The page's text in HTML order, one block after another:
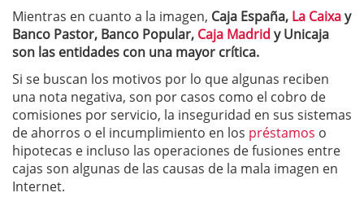
Mientras en cuanto a la imagen, Caja España, La Caixay
Banco Pastor, Banco Popular, Caja Madrid y Unicaja
son las entidades con una mayor crítica.
Si se buscan los motivos por lo que algunas reciben
una nota negativa, son por casos como el cobro de
comisiones por servicio, la inseguridad en sus sistemas
de ahorros o el incumplimiento en los préstamos o
hipotecas e incluso las operaciones de fusiones entre
cajas son algunas de las causas de la mala imagen en
Internet.